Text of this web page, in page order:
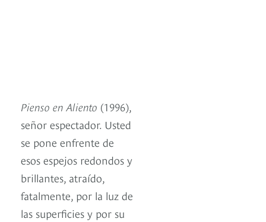
Pienso en Aliento (1996),
señor espectador. Usted
se pone enfrente de
esos espejos redondos y
brillantes, atraído,
fatalmente, por la luz de
las superficies y por su